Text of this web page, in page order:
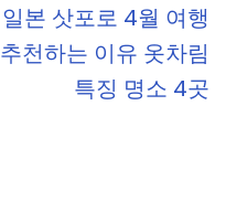
일본 삿포로 4월 여행
추천하는 이유 옷차림
특징 명소 4곳